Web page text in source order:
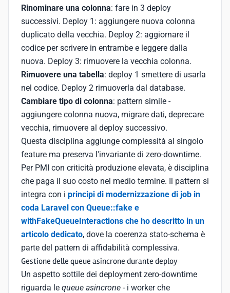
Rinominare una colonna: fare in 3 deploy
successivi. Deploy 1: aggiungere nuova colonna
duplicato della vecchia. Deploy 2: aggiornare il
codice per scrivere in entrambe e leggere dalla
nuova. Deploy 3: rimuovere la vecchia colonna.
Rimuovere una tabella: deploy 1 smettere di usarla
nel codice. Deploy 2 rimuoverla dal database.
Cambiare tipo di colonna: pattern simile -
aggiungere colonna nuova, migrare dati, deprecare
vecchia, rimuovere al deploy successivo.
Questa disciplina aggiunge complessità al singolo
feature ma preserva l'invariante di zero-downtime.
Per PMI con criticità produzione elevata, è disciplina
che paga il suo costo nel medio termine. Il pattern si
integra con i principi di modernizzazione di job in
coda Laravel con Queue::fake e
withFakeQueueInteractions che ho descritto in un
articolo dedicato, dove la coerenza stato-schema è
parte del pattern di affidabilità complessiva.
Gestione delle queue asincrone durante deploy
Un aspetto sottile dei deployment zero-downtime
riguarda le queue asincrone - i worker che